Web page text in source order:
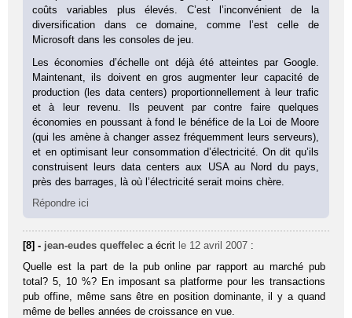
coûts variables plus élevés. C’est l’inconvénient de la
diversification dans ce domaine, comme l’est celle de
Microsoft dans les consoles de jeu.
Les économies d’échelle ont déjà été atteintes par Google.
Maintenant, ils doivent en gros augmenter leur capacité de
production (les data centers) proportionnellement à leur trafic
et à leur revenu. Ils peuvent par contre faire quelques
économies en poussant à fond le bénéfice de la Loi de Moore
(qui les amène à changer assez fréquemment leurs serveurs),
et en optimisant leur consommation d’électricité. On dit qu’ils
construisent leurs data centers aux USA au Nord du pays,
près des barrages, là où l’électricité serait moins chère.
Répondre ici
[8] - jean-eudes queffelec a écrit le 12 avril 2007 :
Quelle est la part de la pub online par rapport au marché pub
total? 5, 10 %? En imposant sa platforme pour les transactions
pub offine, même sans être en position dominante, il y a quand
même de belles années de croissance en vue.